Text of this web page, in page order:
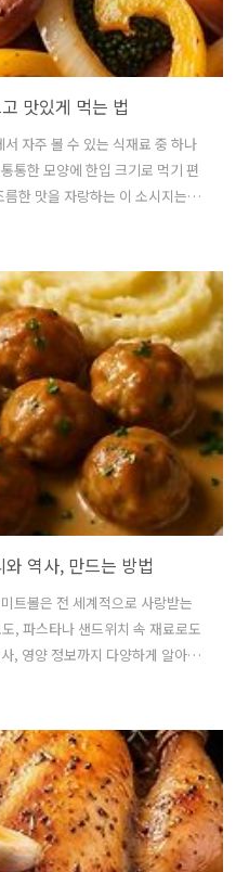
맛있게 먹는 법
자주 볼 수 있는 식재료 중 하나
통한 모양에 한입 크기로 먹기 편
한 맛을 자랑하는 이 소시지는
시지의 기원부터 제조 과정, 활
인가요?비엔나 소시지는 원래
소시지로, 독일어로는 ‘비너
.원조는 쇠고기와 돼지고기를 섞
사용해 훈연한 것이 특징입니다.
소시지'는 원조와는 ..
역사, 만드는 방법
트볼은 전 세계적으로 사랑받는
, 파스타나 샌드위치 속 재료로도
, 영양 정보까지 다양하게 알아둘
은 말 그대로 다진 고기를 공처럼
.우리말로는 '고기 완자'라고도 불
지만 미국에서는 '밑벌스'라고 발
부재료와 양념을 넣고 동글동글
리로,전 세계 다양한 문..